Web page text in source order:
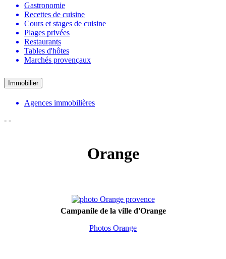
Gastronomie
Recettes de cuisine
Cours et stages de cuisine
Plages privées
Restaurants
Tables d'hôtes
Marchés provençaux
Immobilier
Agences immobilières
- -
Orange
Campanile de la ville d'Orange
Photos Orange